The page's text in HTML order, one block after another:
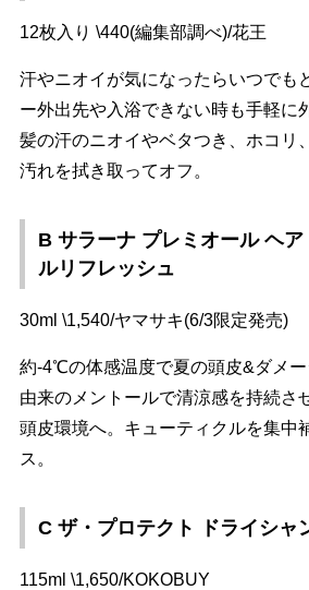
12枚入り \440(編集部調べ)/花王
汗やニオイが気になったらいつでも
ー外出先や入浴できない時も手軽
髪の汗のニオイやベタつき、ホコリ
汚れを拭き取ってオフ。
B サラーナ プレミオール ヘ
ルリフレッシュ
30ml \1,540/ヤマサキ(6/3限定発売)
約-4℃の体感温度で夏の頭皮&ダメ
由来のメントールで清涼感を持続さ
頭皮環境へ。キューティクルを集中
ス。
C ザ・プロテクト ドライシャ
115ml \1,650/KOKOBUY